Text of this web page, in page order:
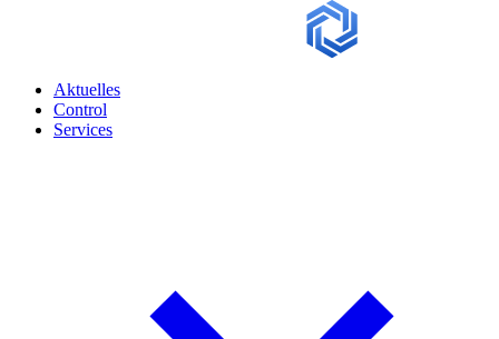
Aktuelles
Control
Services